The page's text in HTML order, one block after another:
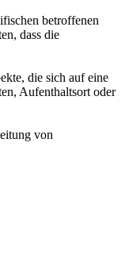
betroffenen
dass die
die sich auf eine
Aufenthaltsort oder
von